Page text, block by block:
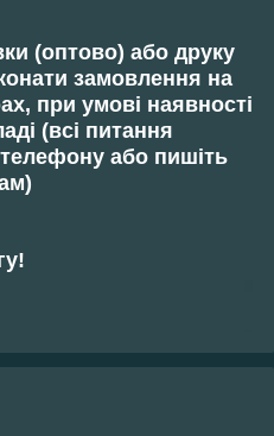
(оптово) або друку
замовлення на
при умові наявності
(всі питання
або пишіть